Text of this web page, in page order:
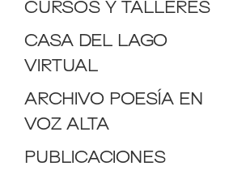
CURSOS Y TALLERES
CASA DEL LAGO
VIRTUAL
ARCHIVO POESÍA EN
VOZ ALTA
PUBLICACIONES